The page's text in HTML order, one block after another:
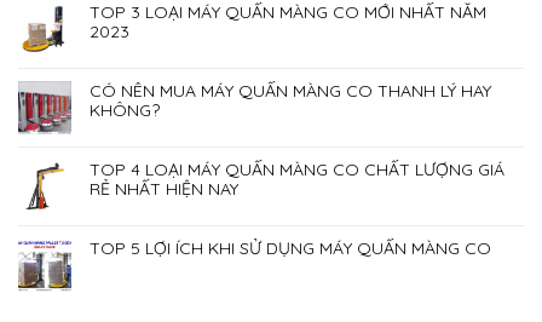
TOP 3 LOẠI MÁY QUẤN MÀNG CO MỚI NHẤT NĂM
2023
CÓ NÊN MUA MÁY QUẤN MÀNG CO THANH LÝ HAY
KHÔNG?
TOP 4 LOẠI MÁY QUẤN MÀNG CO CHẤT LƯỢNG GIÁ
RẺ NHẤT HIỆN NAY
TOP 5 LỢI ÍCH KHI SỬ DỤNG MÁY QUẤN MÀNG CO